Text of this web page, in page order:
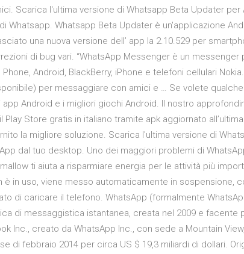
Scarica l'ultima versione di Whatsapp Beta Updater
Whatsapp. Whatsapp Beta Updater è un'applicazione
una nuova versione dell’ app la 2.10.529 per
di bug vari. “WhatsApp Messenger è un messenger
Android, BlackBerry, iPhone e telefoni cellulari
per messaggiare con amici e … Se volete
Android e i migliori giochi Android. Il nostro
Play Store gratis in italiano tramite apk aggiornato
la migliore soluzione. Scarica l'ultima versione di
dal tuo desktop. Uno dei maggiori problemi di
ti aiuta a risparmiare energia per le attività più
è in uso, viene messo automaticamente in sospensione,
di caricare il telefono. WhatsApp (formalmente
di messaggistica istantanea, creata nel 2009 e facente
Inc., creato da WhatsApp Inc., con sede a Mountain
di febbraio 2014 per circa US $ 19,3 miliardi di dollari.